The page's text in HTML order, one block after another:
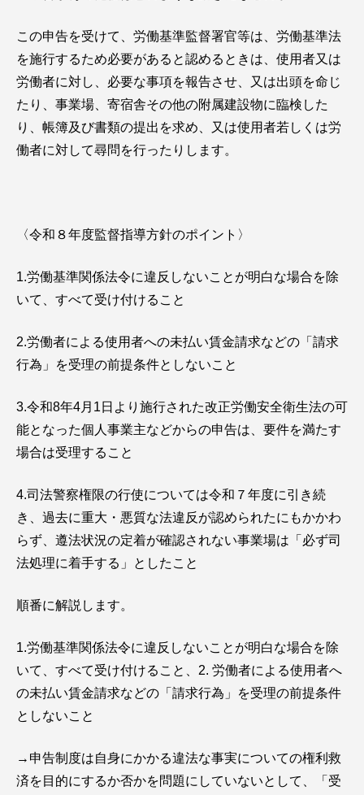
この申告を受けて、労働基準監督署官等は、労働基準法
を施行するため必要があると認めるときは、使用者又は
労働者に対し、必要な事項を報告させ、又は出頭を命じ
たり、事業場、寄宿舎その他の附属建設物に臨検した
り、帳簿及び書類の提出を求め、又は使用者若しくは労
働者に対して尋問を行ったりします。
〈令和８年度監督指導方針のポイント〉
1.労働基準関係法令に違反しないことが明白な場合を除
いて、すべて受け付けること
2.労働者による使用者への未払い賃金請求などの「請求
行為」を受理の前提条件としないこと
3.令和8年4月1日より施行された改正労働安全衛生法の可
能となった個人事業主などからの申告は、要件を満たす
場合は受理すること
4.司法警察権限の行使については令和７年度に引き続
き、過去に重大・悪質な法違反が認められたにもかかわ
らず、遵法状況の定着が確認されない事業場は「必ず司
法処理に着手する」としたこと
順番に解説します。
1.労働基準関係法令に違反しないことが明白な場合を除
いて、すべて受け付けること、2. 労働者による使用者へ
の未払い賃金請求などの「請求行為」を受理の前提条件
としないこと
→申告制度は自身にかかる違法な事実についての権利救
済を目的にするか否かを問題にしていないとして、「受